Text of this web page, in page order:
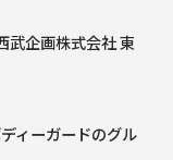
武企画株式会社 東
ィーガードのグル